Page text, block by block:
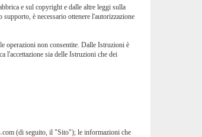
e sul copyright e dalle altre leggi sulla
è necessario ottenere l'autorizzazione
operazioni non consentite. Dalle Istruzioni è
l'accettazione sia delle Istruzioni che dei
(di seguito, il "Sito"); le informazioni che